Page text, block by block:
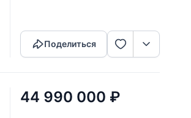
Поделиться
44 990 000 ₽